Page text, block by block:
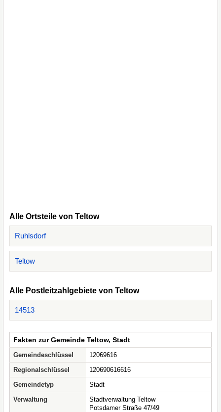
Alle Ortsteile von Teltow
Ruhlsdorf
Teltow
Alle Postleitzahlgebiete von Teltow
14513
Fakten zur Gemeinde Teltow, Stadt
Gemeindeschlüssel
12069616
Regionalschlüssel
120690616616
Gemeindetyp
Stadt
Verwaltung
Stadtverwaltung Teltow
Potsdamer Straße 47/49